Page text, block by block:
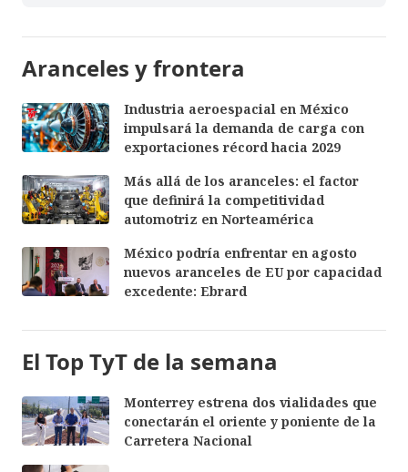
Aranceles y frontera
Industria aeroespacial en México
impulsará la demanda de carga con
exportaciones récord hacia 2029
Más allá de los aranceles: el factor
que definirá la competitividad
automotriz en Norteamérica
México podría enfrentar en agosto
nuevos aranceles de EU por capacidad
excedente: Ebrard
El Top TyT de la semana
Monterrey estrena dos vialidades que
conectarán el oriente y poniente de la
Carretera Nacional